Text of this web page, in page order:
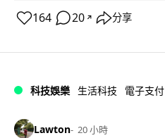
164 20 ↗ 分享
科技娛樂 生活科技 電子支付
Lawton 20 小時